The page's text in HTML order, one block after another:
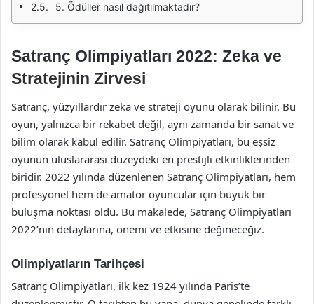
5. Ödüller nasıl dağıtılmaktadır?
Satranç Olimpiyatları 2022: Zeka ve
Stratejinin Zirvesi
Satranç, yüzyıllardır zeka ve strateji oyunu olarak bilinir. Bu
oyun, yalnızca bir rekabet değil, aynı zamanda bir sanat ve
bilim olarak kabul edilir. Satranç Olimpiyatları, bu eşsiz
oyunun uluslararası düzeydeki en prestijli etkinliklerinden
biridir. 2022 yılında düzenlenen Satranç Olimpiyatları, hem
profesyonel hem de amatör oyuncular için büyük bir
buluşma noktası oldu. Bu makalede, Satranç Olimpiyatları
2022’nin detaylarına, önemi ve etkisine değineceğiz.
Olimpiyatların Tarihçesi
Satranç Olimpiyatları, ilk kez 1924 yılında Paris’te